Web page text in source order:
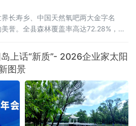
长寿乡、中国天然氧吧两大金字名
誉。全县森林覆盖率高达72.28%，连
，冬无严寒、夏无酷暑，夏季昼夜温
养元气、调理身心的天然福地，为当
筑了其他区域难以复刻的生态底层
上话“新质”- 2026企业家太阳
图景